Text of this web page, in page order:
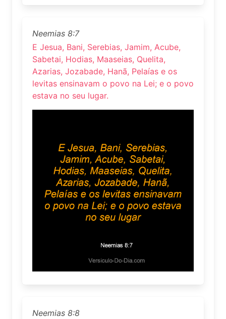
Neemias 8:7
E Jesua, Bani, Serebias, Jamim, Acube,
Sabetai, Hodias, Maaseias, Quelita,
Azarias, Jozabade, Hanã, Pelaías e os
levitas ensinavam o povo na Lei; e o povo
estava no seu lugar.
Neemias 8:8